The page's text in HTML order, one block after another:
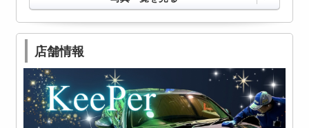
店舗情報